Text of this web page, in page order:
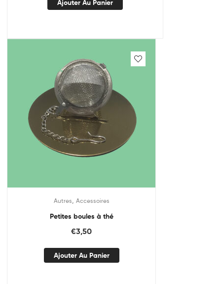
Ajouter Au Panier
Autres Accessoires
Petites boules à thé
€3,50
Ajouter Au Panier